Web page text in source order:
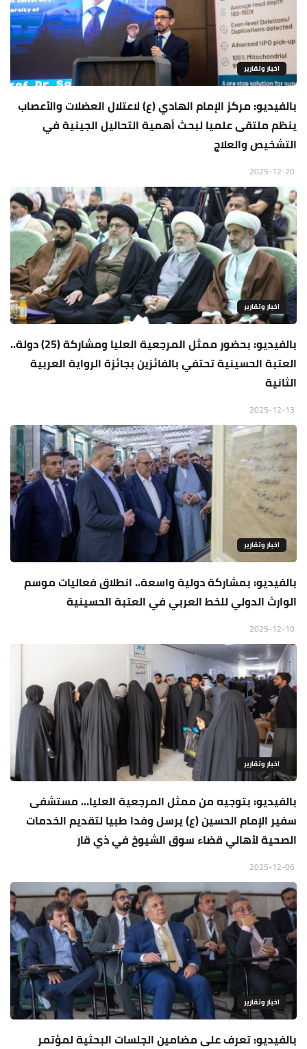
اخبار وتقارير
بالفيديو: مركز الإمام الهادي (ع) لاعتلال العضلات والأعصاب
ينظم ملتقى علميا لبحث أهمية التحاليل الجينية في
التشخيص والعلاج
اخبار وتقارير
بالفيديو: بحضور ممثل المرجعية العليا ومشاركة (25) دولة..
العتبة الحسينية تحتفي بالفائزين بجائزة الرواية العربية
الثانية
اخبار وتقارير
بالفيديو: بمشاركة دولية واسعة.. انطلاق فعاليات موسم
الوارث الدولي للخط العربي في العتبة الحسينية
اخبار وتقارير
بالفيديو: بتوجيه من ممثل المرجعية العليا… مستشفى
سفير الإمام الحسين (ع) يرسل وفدا طبيا لتقديم الخدمات
الصحية لأهالي قضاء سوق الشيوخ في ذي قار
اخبار وتقارير
بالفيديو: تعرف على مضامين الجلسات البحثية لمؤتمر